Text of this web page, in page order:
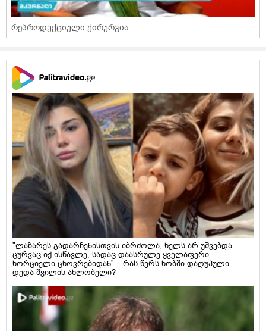
რეპროდუქციული ქირურგია
"ლაზარეს გადარჩენისთვის იბრძოლა, ხელს არ უშვებდა…
ცურვაც იქ ისწავლე, სადაც დაასრულე ყველაფერი
ხორციელი ცხოვრებიდან" – რას წერს ხობში დაღუპული
დედა-შვილის ახლობელი?